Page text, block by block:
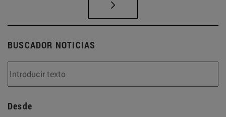
BUSCADOR NOTICIAS
Desde